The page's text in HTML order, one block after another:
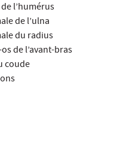
l’humérus
de l’ulna
du radius
de l’avant-bras
coude